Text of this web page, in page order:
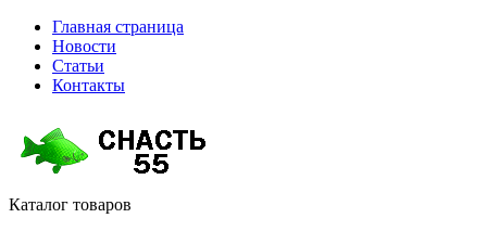
Главная страница
Новости
Статьи
Контакты
Каталог товаров